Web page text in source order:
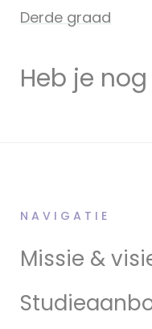
Derde graad
Heb je
NAVIGATIE
Missie &